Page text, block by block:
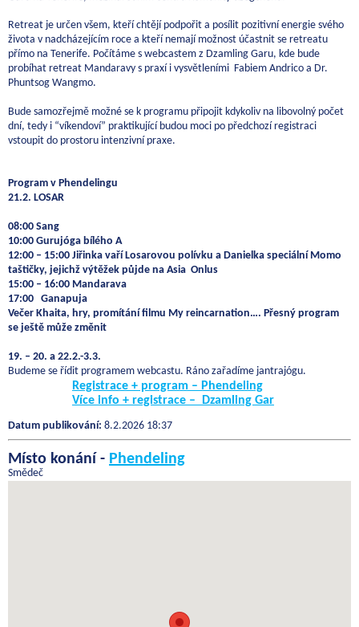
Retreat je určen všem, kteří chtějí podpořit a posílit pozitivní energie svého
života v nadcházejícím roce a kteří nemají možnost účastnit se retreatu
přímo na Tenerife. Počítáme s webcastem z Dzamling Garu, kde bude
probíhat retreat Mandaravy s praxí i vysvětleními Fabiem Andrico a Dr.
Phuntsog Wangmo.
Bude samozřejmě možné se k programu připojit kdykoliv na libovolný počet
dní, tedy i “víkendoví” praktikující budou moci po předchozí registraci
vstoupit do prostoru intenzivní praxe.
Program v Phendelingu
21.2. LOSAR
08:00 Sang
10:00 Gurujóga bílého A
12:00 – 15:00 Jiřinka vaří Losarovou polívku a Danielka speciální Momo
taštičky, jejichž výtěžek půjde na Asia Onlus
15:00 – 16:00 Mandarava
17:00 Ganapuja
Večer Khaita, hry, promítání filmu My reincarnation…. Přesný program
se ještě může změnit
19. – 20. a 22.2.-3.3.
Budeme se řídit programem webcastu. Ráno zařadíme jantrajógu.
Registrace + program – Phendeling
Více info + registrace – Dzamling Gar
Datum publikování: 8.2.2026 18:37
Místo konání - Phendeling
Smědeč